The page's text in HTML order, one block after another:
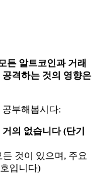
든 알트코인과 거래
격하는 것의 영향은
부해봅시다:
의 없습니다 (단기
것이 있으며, 주요
입니다)